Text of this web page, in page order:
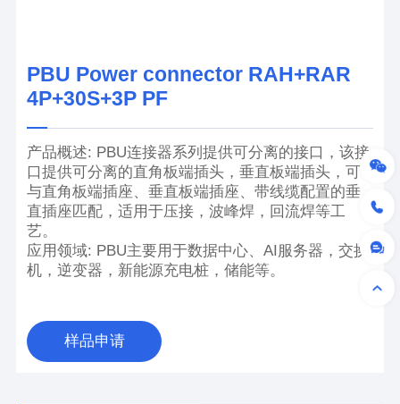
PBU Power connector RAH+RAR
4P+30S+3P PF
产品概述: PBU连接器系列提供可分离的接口，该接
口提供可分离的直角板端插头，垂直板端插头，可
与直角板端插座、垂直板端插座、带线缆配置的垂
直插座匹配，适用于压接，波峰焊，回流焊等工
艺。
应用领域: PBU主要用于数据中心、AI服务器，交换
机，逆变器，新能源充电桩，储能等。
样品申请